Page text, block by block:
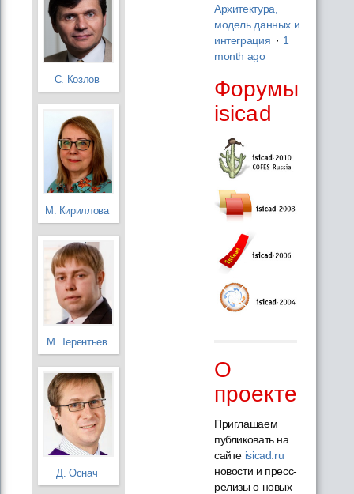
С. Козлов
М. Кириллова
М. Терентьев
Д. Оснач
Архитектура,
модель данных и
интеграция · 1
month ago
Форумы
isicad
О
проекте
Приглашаем
публиковать на
сайте isicad.ru
новости и пресс-
релизы о новых